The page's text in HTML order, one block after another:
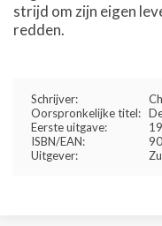
strijd om zijn eigen
redden.
Schrijver:
Oorspronkelijke titel:
Eerste uitgave:
ISBN/EAN:
Uitgever: